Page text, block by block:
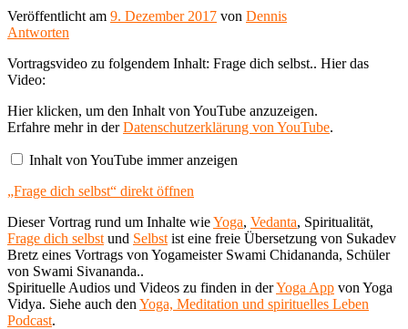
Veröffentlicht am 9. Dezember 2017 von Dennis
Antworten
Vortragsvideo zu folgendem Inhalt: Frage dich selbst.. Hier das
Video:
„Frage
dich
selbst“
YouTube
Hier klicken, um den Inhalt von YouTube anzuzeigen.
Erfahre mehr in derDatenschutzerklärung von YouTube.
Inhalt von YouTube immer anzeigen
„Frage dich selbst“ direkt öffnen
Dieser Vortrag rund um Inhalte wieYoga, Vedanta, Spiritualität,
Frage dich selbst und Selbst ist eine freie Übersetzung von Sukadev
Bretz eines Vortrags von Yogameister Swami Chidananda, Schüler
von Swami Sivananda..
Spirituelle Audios und Videos zu finden in derYoga App von Yoga
Vidya. Siehe auch den Yoga, Meditation und spirituelles Leben
Podcast.